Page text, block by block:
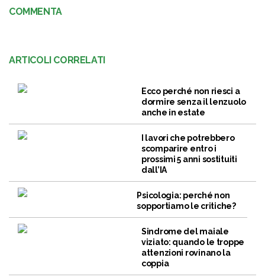
COMMENTA
ARTICOLI CORRELATI
Ecco perché non riesci a
dormire senza il lenzuolo
anche in estate
I lavori che potrebbero
scomparire entro i
prossimi 5 anni sostituiti
dall’IA
Psicologia: perché non
sopportiamo le critiche?
Sindrome del maiale
viziato: quando le troppe
attenzioni rovinano la
coppia